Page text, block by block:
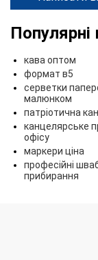
Популярні
кава оптом
формат в5
серветки
малюнком
патріотична
канцелярське
офісу
маркери ціна
професійні
прибирання